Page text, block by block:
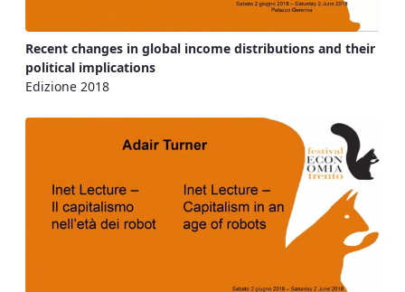
Recent changes in global income distributions and their
political implications
Edizione 2018